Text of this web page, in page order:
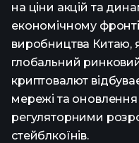
на ціни акцій та
економічному
виробництва Китаю,
глобальний
криптовалют
мережі та оновлення
регуляторними
стейблкоїнів.